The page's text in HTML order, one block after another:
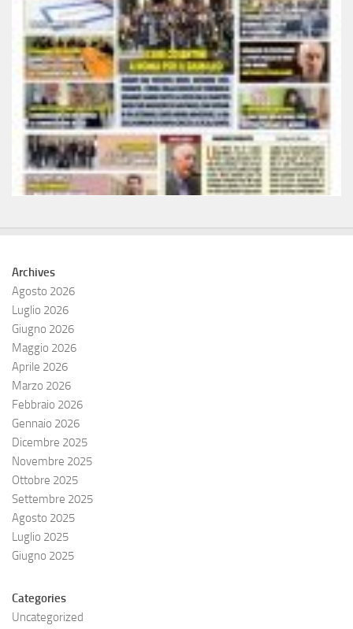
Archives
Agosto 2026
Luglio 2026
Giugno 2026
Maggio 2026
Aprile 2026
Marzo 2026
Febbraio 2026
Gennaio 2026
Dicembre 2025
Novembre 2025
Ottobre 2025
Settembre 2025
Agosto 2025
Luglio 2025
Giugno 2025
Categories
Uncategorized